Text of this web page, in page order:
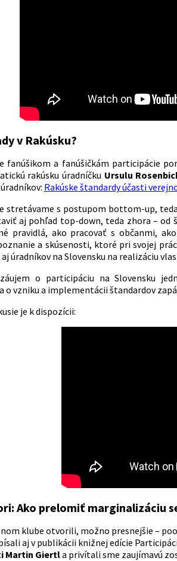
v Rakúsku?
fanúšikom a fanúšičkám participácie
rakúsku úradníčku Ursulu
Rakúske štandardy účasti
stretávame s postupom bottom-up,
aj pohľad top-down, teda zhora – od
pravidlá, ako pracovať s občanmi,
a skúsenosti, ktoré pri svojej
úradníkov na Slovensku na realizáciu
o participáciu na Slovensku
o vzniku a implementácii štandardov
je k dispozícii:
Ako prelomiť marginalizáciu
klube otvorili, možno presnejšie –
aj v publikácii knižnej edície
Martin Giertla privítali sme zaujímavú